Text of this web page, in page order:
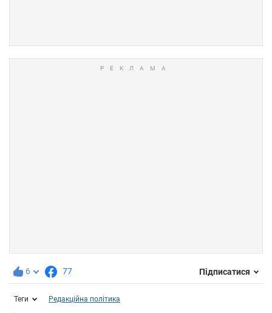
6 77 Підписатися
Теги Редакційна політика